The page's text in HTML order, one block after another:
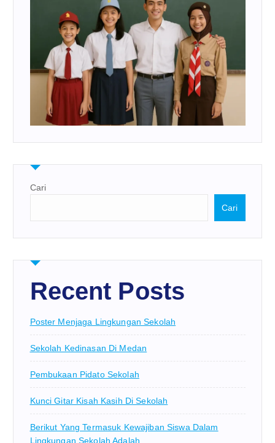
Cari
Cari
Recent Posts
Poster Menjaga Lingkungan Sekolah
Sekolah Kedinasan Di Medan
Pembukaan Pidato Sekolah
Kunci Gitar Kisah Kasih Di Sekolah
Berikut Yang Termasuk Kewajiban Siswa Dalam
Lingkungan Sekolah Adalah